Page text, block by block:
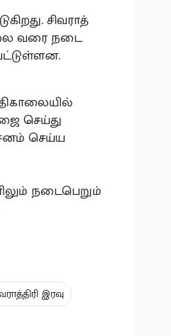
சிவராத்
வரை நடை
செய்து
செய்ய
நடைபெறும்
இரவு